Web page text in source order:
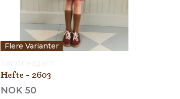
Flere Varianter
Hefte - 2603
NOK 50